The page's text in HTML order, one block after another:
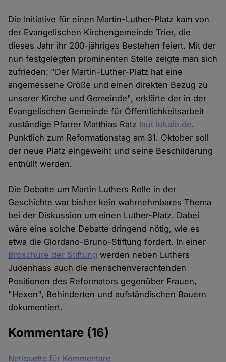
Die Initiative für einen Martin-Luther-Platz kam von
der Evangelischen Kirchengemeinde Trier, die
dieses Jahr ihr 200-jähriges Bestehen feiert. Mit der
nun festgelegten prominenten Stelle zeigte man sich
zufrieden: "Der Martin-Luther-Platz hat eine
angemessene Größe und einen direkten Bezug zu
unserer Kirche und Gemeinde", erklärte der in der
Evangelischen Gemeinde für Öffentlichkeitsarbeit
zuständige Pfarrer Matthias Ratz laut lokalo.de.
Punktlich zum Reformationstag am 31. Oktober soll
der neue Platz eingeweiht und seine Beschilderung
enthüllt werden.
Die Debatte um Martin Luthers Rolle in der
Geschichte war bisher kein wahrnehmbares Thema
bei der Diskussion um einen Luther-Platz. Dabei
wäre eine solche Debatte dringend nötig, wie es
etwa die Giordano-Bruno-Stiftung fordert. In einer
Broschüre der Stiftung werden neben Luthers
Judenhass auch die menschenverachtenden
Positionen des Reformators gegenüber Frauen,
"Hexen", Behinderten und aufständischen Bauern
dokumentiert.
Kommentare (16)
Netiquette für Kommentare